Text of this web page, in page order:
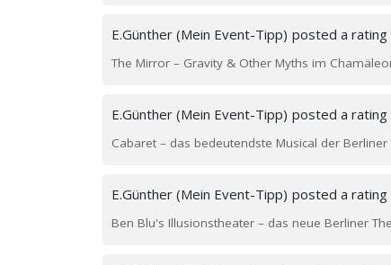
E.Günther (Mein Event-Tipp) posted a rating
The Mirror – Gravity & Other Myths im
E.Günther (Mein Event-Tipp) posted a rating
Cabaret – das bedeutendste Musical der Berliner
E.Günther (Mein Event-Tipp) posted a rating
Ben Blu's Illusionstheater – das neue Berliner